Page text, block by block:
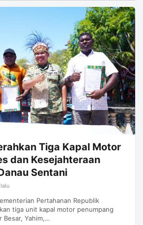
809/NTM Sigap Bantu
Warga Wapoania yang
Tiga Kapal Motor
dan Kesejahteraan
Sentani
Pertahanan Republik
tiga unit kapal motor penumpang
Besar, Yahim,…